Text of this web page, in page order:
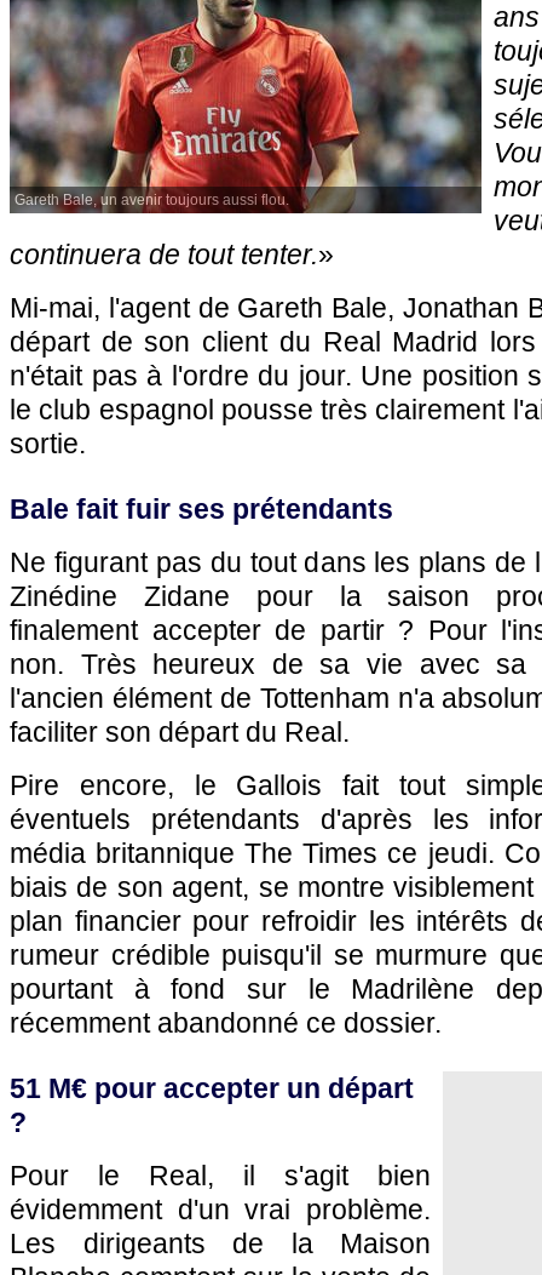
Gareth Bale, un avenir toujours aussi flou.
continuera de tout tenter.»
Mi-mai, l'agent de Gareth Bale, Jonathan
départ de son client du Real Madrid
n'était pas à l'ordre du jour. Une position
le club espagnol pousse très clairement
sortie.
Bale fait fuir ses prétendants
Ne figurant pas du tout dans les plans de
Zinédine Zidane pour la saison
finalement accepter de partir ? Pour
non. Très heureux de sa vie avec sa
l'ancien élément de Tottenham n'a
faciliter son départ du Real.
Pire encore, le Gallois fait tout
éventuels prétendants d'après les
média britannique The Times ce jeudi.
biais de son agent, se montre
plan financier pour refroidir les intérêts
rumeur crédible puisqu'il se murmure
pourtant à fond sur le Madrilène
récemment abandonné ce dossier.
51 M€ pour accepter un départ
?
Pour le Real, il s'agit bien
évidemment d'un vrai problème.
Les dirigeants de la Maison